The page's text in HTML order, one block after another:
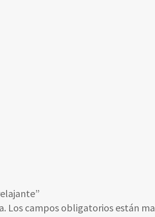
Los campos obligatorios están